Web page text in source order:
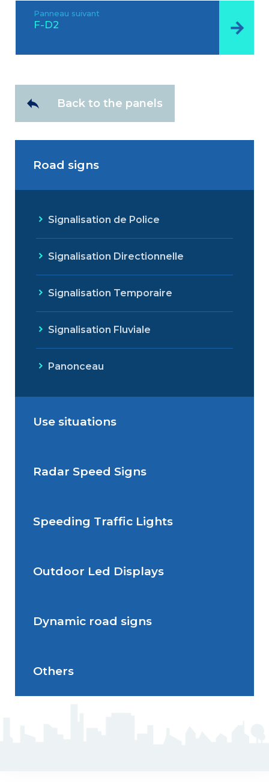
Panneau suivant
F-D2
Back to the panels
Road signs
Signalisation de Police
Signalisation Directionnelle
Signalisation Temporaire
Signalisation Fluviale
Panonceau
Use situations
Situations de signalisation
Situations de signalisation
Radar Speed Signs
Radar Speed Sign
Speeding Traffic Lights
Speeding Traffic Light
Outdoor Led Displays
Outdoor Led Display
Dynamic road signs
Dynamic road signs
Others